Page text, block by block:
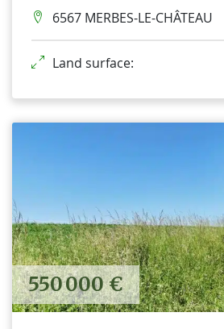
6567 MERBES-LE-CHÂTEAU
Land surface:
550 000 €